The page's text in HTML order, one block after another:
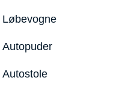
Løbevogne
Autopuder
Autostole